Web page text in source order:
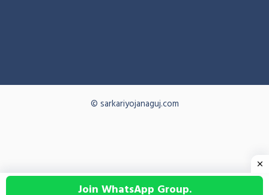
© sarkariyojanaguj.com
Join WhatsApp Group.